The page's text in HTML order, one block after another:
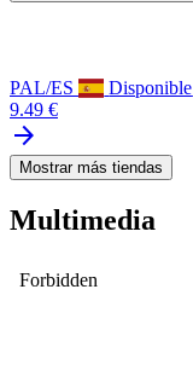
PAL/ES Disponible
9.49 €
arrow_forward
Mostrar más tiendas
Multimedia